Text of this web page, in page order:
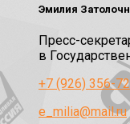
Эмилия
Пресс-
в
+7 (926) 356-
e_milia@mail.ru